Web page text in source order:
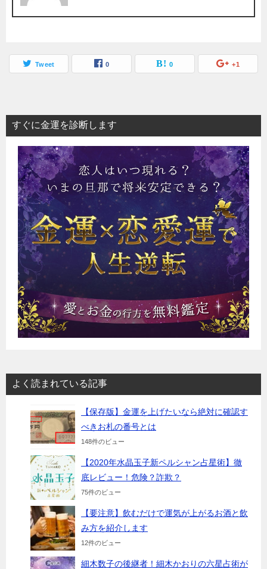
Tweet 0 0 +1
すぐに金運を診断します
よく読まれている記事
【保存版】金運を上げたいなら絶対に確認す
べきお札の番号とは
148件のビュー
【2020年水晶玉子新ペルシャン占星術】徹
底レビュー！危険？詐欺？
75件のビュー
【要注意】飲むだけで運気が上がるお酒と飲
み方を紹介します
12件のビュー
細木数子の後継者！細木かおりの六星占術が